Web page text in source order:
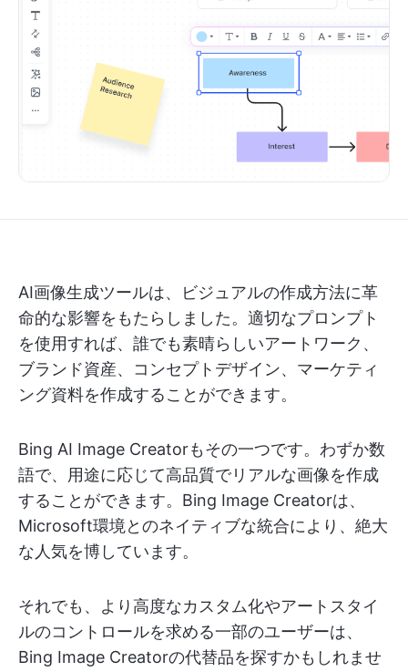
AI画像生成ツールは、ビジュアルの作成方法に革
命的な影響をもたらしました。適切なプロンプト
を使用すれば、誰でも素晴らしいアートワーク、
ブランド資産、コンセプトデザイン、マーケティ
ング資料を作成することができます。
Bing AI Image Creatorもその一つです。わずか数
語で、用途に応じて高品質でリアルな画像を作成
することができます。Bing Image Creatorは、
Microsoft環境とのネイティブな統合により、絶大
な人気を博しています。
それでも、より高度なカスタム化やアートスタイ
ルのコントロールを求める一部のユーザーは、
Bing Image Creatorの代替品を探すかもしれませ